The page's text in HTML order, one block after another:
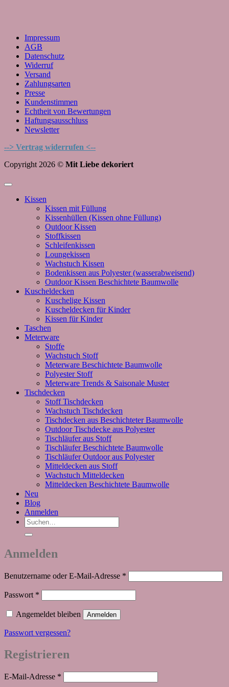
Impressum
AGB
Datenschutz
Widerruf
Versand
Zahlungsarten
Presse
Kundenstimmen
Echtheit von Bewertungen
Haftungsausschluss
Newsletter
--> Vertrag widerrufen <--
Copyright 2026 © Mit Liebe dekoriert
Kissen
Kissen mit Füllung
Kissenhüllen (Kissen ohne Füllung)
Outdoor Kissen
Stoffkissen
Schleifenkissen
Loungekissen
Wachstuch Kissen
Bodenkissen aus Polyester (wasserabweisend)
Outdoor Kissen Beschichtete Baumwolle
Kuscheldecken
Kuschelige Kissen
Kuscheldecken für Kinder
Kissen für Kinder
Taschen
Meterware
Stoffe
Wachstuch Stoff
Meterware Beschichtete Baumwolle
Polyester Stoff
Meterware Trends & Saisonale Muster
Tischdecken
Stoff Tischdecken
Wachstuch Tischdecken
Tischdecken aus Beschichteter Baumwolle
Outdoor Tischdecke aus Polyester
Tischläufer aus Stoff
Tischläufer Beschichtete Baumwolle
Tischläufer Outdoor aus Polyester
Mitteldecken aus Stoff
Wachstuch Mitteldecken
Mitteldecken Beschichtete Baumwolle
Neu
Blog
Anmelden
Suchen
nach:
Anmelden
Benutzername oder E-Mail-Adresse *
Passwort *
Angemeldet bleiben Anmelden
Passwort vergessen?
Registrieren
E-Mail-Adresse *